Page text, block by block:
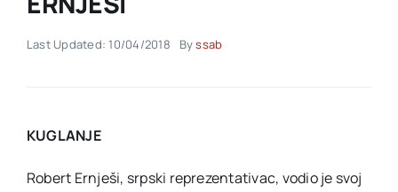
Akti SSAB
Last Updated: 10/04/2018 Byssab
KUGLANJE
Robert Ernješi, srpski reprezentativac, vodio je svoj